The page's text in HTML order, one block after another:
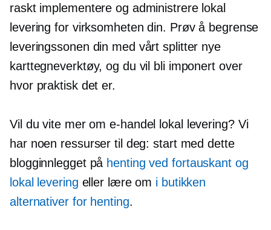
raskt implementere og administrere lokal
levering for virksomheten din. Prøv å begrense
leveringssonen din med vårt splitter nye
karttegneverktøy, og du vil bli imponert over
hvor praktisk det er.
Vil du vite mer ome-handel lokal levering? Vi
har noen ressurser til deg: start med dette
blogginnlegget på henting ved fortauskant og
lokal levering eller lære om i butikken
alternativer for henting.